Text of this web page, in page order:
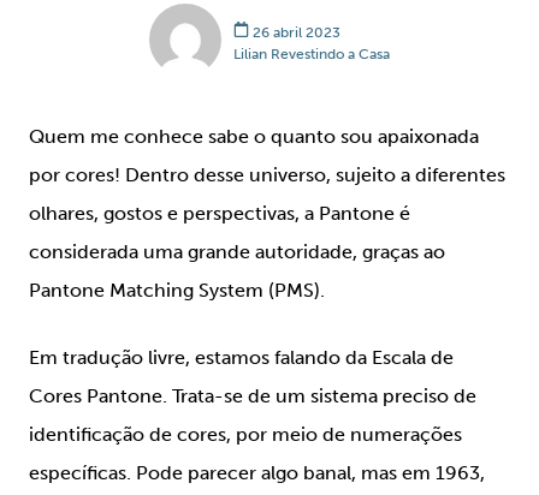
26 abril 2023
Lilian Revestindo a Casa
Quem me conhece sabe o quanto sou apaixonada
por cores! Dentro desse universo, sujeito a diferentes
olhares, gostos e perspectivas, a Pantone é
considerada uma grande autoridade, graças ao
Pantone Matching System (PMS).
Em tradução livre, estamos falando da Escala de
Cores Pantone. Trata-se de um sistema preciso de
identificação de cores, por meio de numerações
específicas. Pode parecer algo banal, mas em 1963,